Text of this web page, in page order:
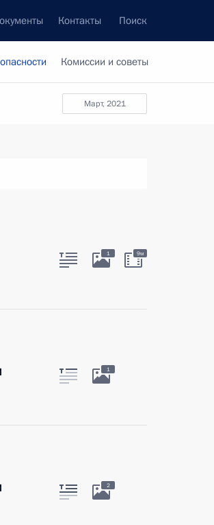
Контакты Поиск
Комиссии и советы
март, 2021
1 9м
1
2